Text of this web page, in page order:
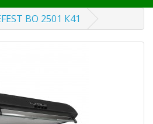
ВО 2501 К41